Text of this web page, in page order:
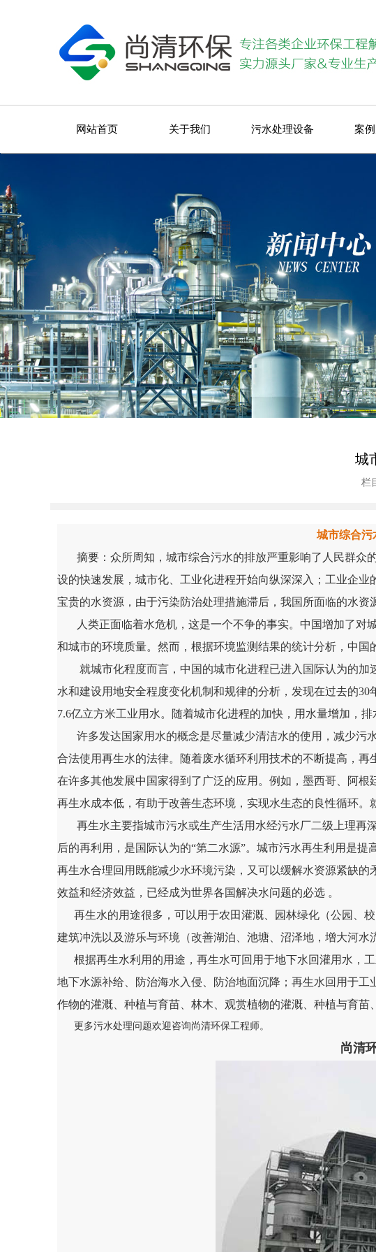
网站首页 关于我们 污水处理设备 案
城
栏
城市综合污
摘要：众所周知，城市综合污水的排放严重影响了人民群众
设的快速发展，城市化、工业化进程开始向纵深深入；工业企
宝贵的水资源，由于污染防治处理措施滞后，我国所面临的水资
人类正面临着水危机，这是一个不争的事实。中国增加了对
和城市的环境质量。然而，根据环境监测结果的统计分析，中
就城市化程度而言，中国的城市化进程已进入国际认为的加
水和建设用地安全程度变化机制和规律的分析，发现在过去的
7.6亿立方米工业用水。随着城市化进程的加快，用水量增加，
许多发达国家用水的概念是尽量减少清洁水的使用，减少污
合法使用再生水的法律。随着废水循环利用技术的不断提高，
在许多其他发展中国家得到了广泛的应用。例如，墨西哥、阿
再生水成本低，有助于改善生态环境，实现水生态的良性循环。
再生水主要指城市污水或生产生活用水经污水厂二级上理再
后的再利用，是国际认为的“第二水源”。城市污水再生利用是提
再生水合理回用既能减少水环境污染，又可以缓解水资源紧缺
效益和经济效益，已经成为世界各国解决水问题的必选 。
再生水的用途很多，可以用于农田灌溉、园林绿化（公园、
建筑冲洗以及游乐与环境（改善湖泊、池塘、沼泽地，增大河水
根据再生水利用的用途，再生水可回用于地下水回灌用水，
地下水源补给、防治海水入侵、防治地面沉降；再生水回用于
作物的灌溉、种植与育苗、林木、观赏植物的灌溉、种植与育苗
更多污水处理问题欢迎咨询尚清环保工程师。
尚清